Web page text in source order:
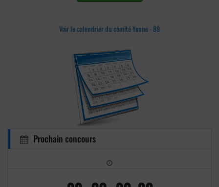
Voir le calendrier du comité Yonne - 89
Prochain concours